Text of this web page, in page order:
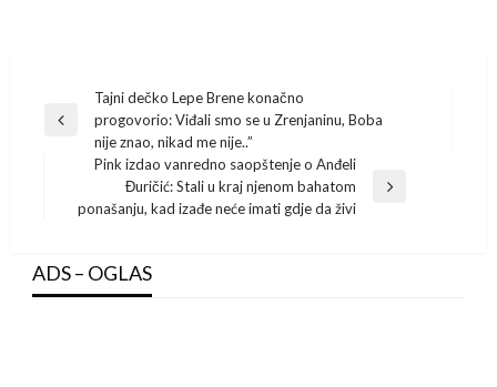
navigation
Previous
Tajni dečko Lepe Brene konačno
progovorio: Viđali smo se u Zrenjaninu, Boba
nije znao, nikad me nije..”
Post
Pink izdao vanredno saopštenje o Anđeli
Đuričić: Stali u kraj njenom bahatom
ponašanju, kad izađe neće imati gdje da živi
ADS – OGLAS